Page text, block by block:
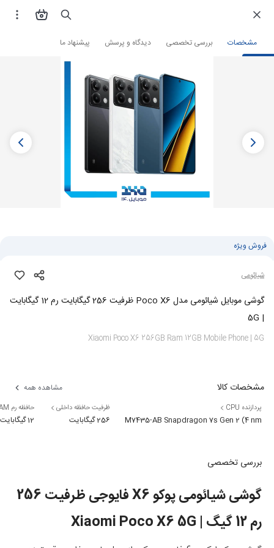
مشخصات بررسی تخصصی دیدگاه و پرسش پیشنهاد ما فروشگاه اینترنتی گوشی موبایل گوشی شیائومی
فروش ویژه
شیائومی
گوشی موبایل شیائومی مدل Poco X6 ظرفیت 256 گیگابایت رم 12 گیگابایت
| 5G
Xiaomi Poco X6 256GB Ram 12GB Mobile Phone | 5G
مشخصات کالا مشاهده همه
پردازنده CPU
Qualcomm SM7435-AB Snapdragon 7s Gen 2 (4 nm)
ظرفیت حافظه داخلی
256 گیگابایت
حافظه رم RAM
12 گیگابایت
بررسی تخصصی
گوشی شیائومی پوکو X6 فایوجی ظرفیت 256
رم 12 گیگ | Xiaomi Poco X6 5G